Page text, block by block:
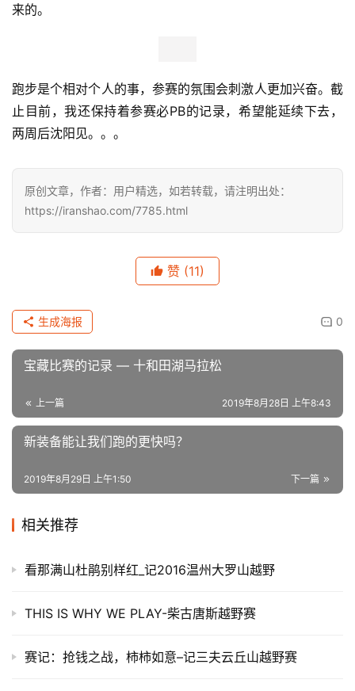
来的。
跑步是个相对个人的事，参赛的氛围会刺激人更加兴奋。截
止目前，我还保持着参赛必PB的记录，希望能延续下去，
两周后沈阳见。。。
原创文章，作者：用户精选，如若转载，请注明出处：
https://iranshao.com/7785.html
赞 (11)
0
生成海报
宝藏比赛的记录 — 十和田湖马拉松
上一篇 2019年8月28日 上午8:43
新装备能让我们跑的更快吗？
下一篇
2019年8月29日 上午1:50
相关推荐
看那满山杜鹃别样红_记2016温州大罗山越野
THIS IS WHY WE PLAY-柴古唐斯越野赛
赛记：抢钱之战，柿柿如意–记三夫云丘山越野赛